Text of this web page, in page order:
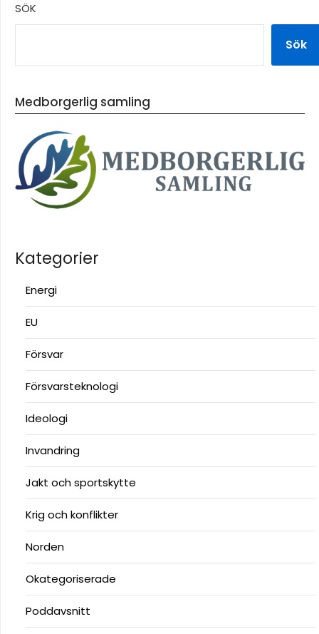
SÖK
Sök
Medborgerlig samling
Kategorier
Energi
EU
Försvar
Försvarsteknologi
Ideologi
Invandring
Jakt och sportskytte
Krig och konflikter
Norden
Okategoriserade
Poddavsnitt